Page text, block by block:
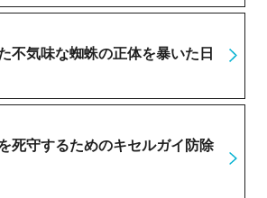
不気味な蜘蛛の正体を暴いた日
死守するためのキセルガイ防除